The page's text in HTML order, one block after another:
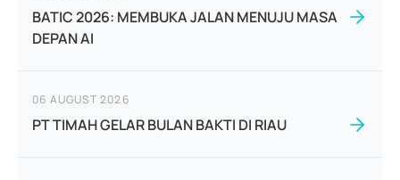
BATIC 2026: MEMBUKA JALAN MENUJU MASA
DEPAN AI
06 AUGUST 2026
PT TIMAH GELAR BULAN BAKTI DI RIAU